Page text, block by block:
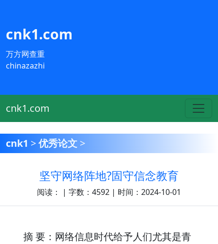
cnk1.com
万方网查重
chinazazhi
cnk1.com
cnk1 >优秀论文 >
坚守网络阵地?固守信念教育
阅读： | 字数：4592 | 时间：2024-10-01
摘 要：网络信息时代给予人们尤其是青